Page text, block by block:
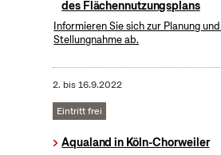
des Flächennutzungsplans
Informieren Sie sich zur Planung
Stellungnahme ab.
2. bis16.9.2022
Eintritt frei
Aqualand in Köln-Chorweiler